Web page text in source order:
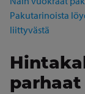
Pakutarinoista
liittyvästä